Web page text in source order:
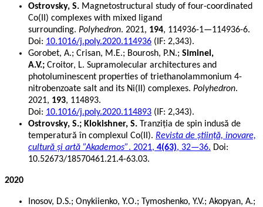
Ostrovsky, S. Magnetostructural study of four-coordinated
Co(II) complexes with mixed ligand
surrounding. Polyhedron. 2021, 194, 114936-1—114936-6.
Doi: 10.1016/j.poly.2020.114936 (IF: 2,343).
Gorobet, A.; Crisan, M.E.; Bourosh, P.N.; Siminel,
A.V.; Croitor, L. Supramolecular architectures and
photoluminescent properties of triethanolammonium 4-
nitrobenzoate salt and its Ni(II) complexes. Polyhedron.
2021, 193, 114893.
Doi: 10.1016/j.poly.2020.114893 (IF: 2,343).
Ostrovsky, S.; Klokishner, S. Tranziția de spin indusă de
temperatură în complexul Co(II). Revista de știință, inovare,
cultură și artă ”Akademos”. 2021, 4(63), 32—36. Doi:
10.52673/18570461.21.4-63.03.
2020
Inosov, D.S.; Onykiienko, Y.O.; Tymoshenko, Y.V.; Akopyan, A.;